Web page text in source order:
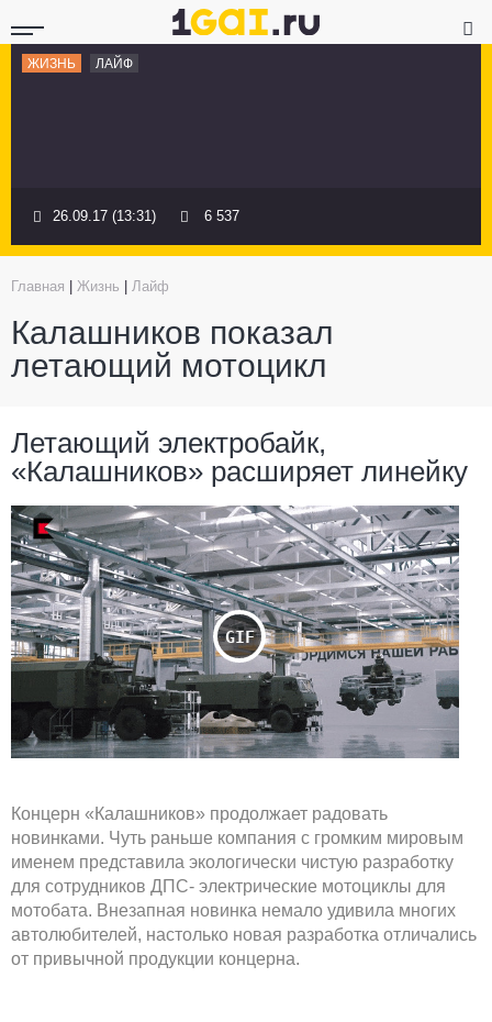
ЖИЗНЬ ЛАЙФ
26.09.17 (13:31) 6 537
Главная Жизнь Лайф
Калашников показал
летающий мотоцикл
Летающий электробайк,
«Калашников» расширяет линейку
Концерн «Калашников» продолжает радовать
новинками. Чуть раньше компания с громким мировым
именем представила экологически чистую разработку
для сотрудников ДПС- электрические мотоциклы для
мотобата. Внезапная новинка немало удивила многих
автолюбителей, настолько новая разработка отличались
от привычной продукции концерна.